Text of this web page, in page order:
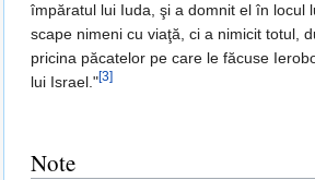
împăratul lui Iuda, şi a domnit el în locul
scape nimeni cu viaţă, ci a nimicit totul,
pricina păcatelor pe care le făcuse
lui Israel."[3]
Note